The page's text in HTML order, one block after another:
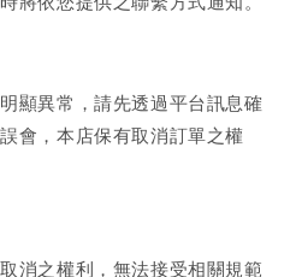
顯異常，請先透過平台訊息確
會，本店保有取消訂單之權
消之權利，無法接受相關規範